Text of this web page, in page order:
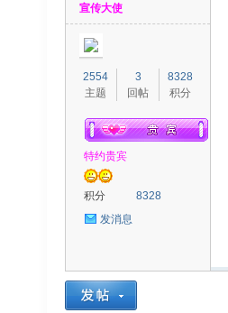
宣传大使
2554
主题
3
回帖
8328
积分
特约贵宾
积分
8328
发消息